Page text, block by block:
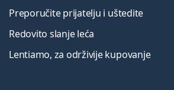
Preporučite prijatelju i uštedite
Redovito slanje leća
Lentiamo, za održivije kupovanje